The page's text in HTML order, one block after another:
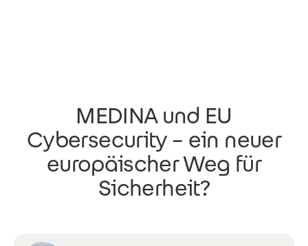
MEDINA und EU
Cybersecurity – ein neuer
europäischer Weg für
Sicherheit?